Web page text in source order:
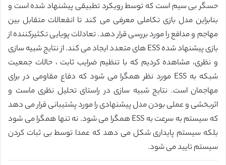
حسگر بی سیم است که توسط رویکرد تطبیقی پیشنهاد شده است و
بنابراین مدل بازی تکاملی معرفی می کند تا انفعالات متقابل بین
مهاجم و مدافع را مورد بررسی قرار دهد. تعادلات پویایی تکثیرکننده از
بازی پیشنهاد شده ESS های متعدد ایجاد می کند. از نتایج شبیه سازی
و نظری، مشاهده کردیم که با تنظیم ضرایب ثابت ، حالات جمعیت
شبکه به ESS مورد نظر همگرا می شود که دفاع مقاومی در برای
مهاجمان است. نتایج شبیه سازی در راستای تحلیل نظری ماست و
اثربخشی و عملی بودن مدل پیشنهادی را مورد پشتیبانی قرار می دهد
که سیستم به سرعت به ESS همگرا می شود. نه تنها همگرا می شود
بلکه سیستم پایداری شکل می دهد که عمدا توسط بی ثبات کردن
سیستم تایید می شود.